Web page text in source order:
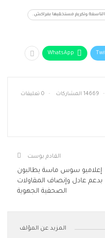
وتكريم مستحقيها بمراكش.
WhatsApp
14669 المشاركات 0 تعليقات
القادم بوست
إعلاميو سوس ماسة يطالبون
بدعم عادل وإنصاف المقاولات
الصحفية الجهوية
المزيد عن المؤلف